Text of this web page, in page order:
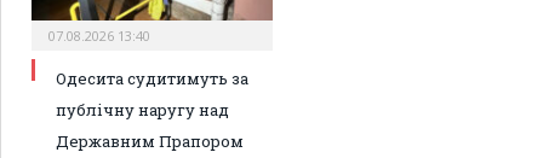
07.08.2026 13:40
Одесита судитимуть за
публічну наругу над
Державним Прапором